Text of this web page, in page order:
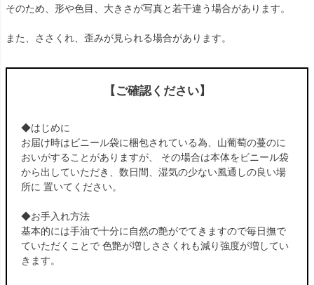
そのため、形や色目、大きさが写真と若干違う場合があります。
また、ささくれ、歪みが見られる場合があります。
【ご確認ください】
◆はじめに
お届け時はビニール袋に梱包されている為、山葡萄の蔓のに
おいがすることがありますが、 その場合は本体をビニール袋
から出していただき、数日間、湿気の少ない風通しの良い場
所に 置いてください。
◆お手入れ方法
基本的には手油で十分に自然の艶がでてきますので毎日撫で
ていただくことで 色艶が増しささくれも減り強度が増してい
きます。